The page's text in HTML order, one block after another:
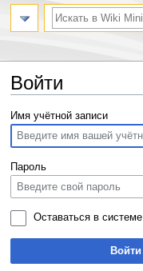
Войти
Перейти
навигации
Перейти
поиску
Имя учётной записи
Пароль
Оставаться в системе
Войти